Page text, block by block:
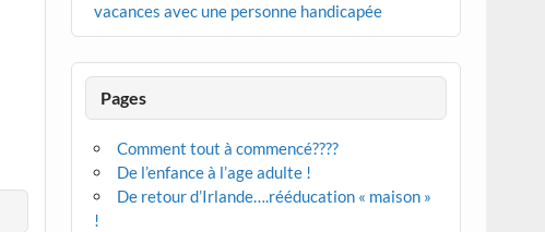
vacances avec une personne handicapée
Pages
Comment tout à commencé????
De l’enfance à l’age adulte !
De retour d’Irlande….rééducation « maison »
!